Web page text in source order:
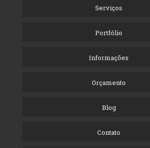
Serviços
Portfólio
Informações
Orçamento
Blog
Contato